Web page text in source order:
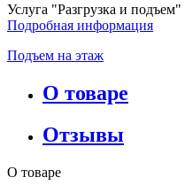
Услуга "Разгрузка и
Подробная информация
Подъем на этаж
О товаре
Отзывы
О товаре